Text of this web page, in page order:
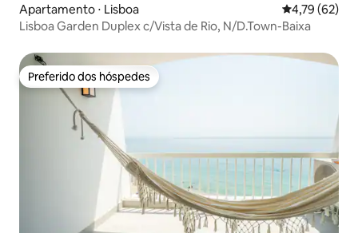
Apartamento ⋅ Lisboa 4,79 de uma
4,79 (62)
Lisboa Garden Duplex c/Vista de Rio, N/D.Town-Baixa
Preferido dos hóspedes
Preferido dos hóspedes